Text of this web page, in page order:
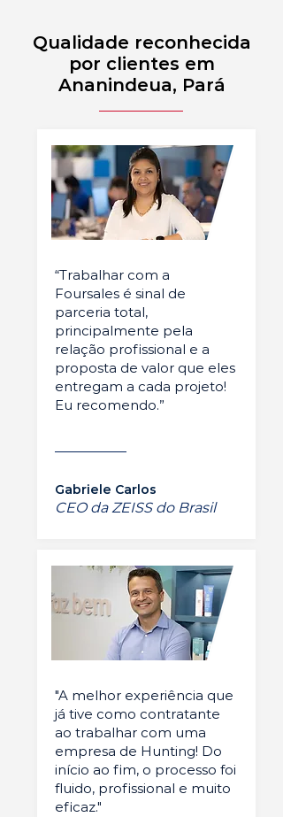
Qualidade reconhecida
por clientes em
Ananindeua, Pará
“Trabalhar com a
Foursales é sinal de
parceria total,
principalmente pela
relação profissional e a
proposta de valor que eles
entregam a cada projeto!
Eu recomendo.”
Gabriele Carlos
CEO da ZEISS do Brasil
"A melhor experiência que
já tive como contratante
ao trabalhar com uma
empresa de Hunting! Do
início ao fim, o processo foi
fluido, profissional e muito
eficaz."